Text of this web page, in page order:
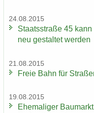
24.08.2015
Staats­stra­ße 45
neu ge­stal­tet wer­den
21.08.2015
Freie Bahn für
19.08.2015
Ehe­ma­li­ger